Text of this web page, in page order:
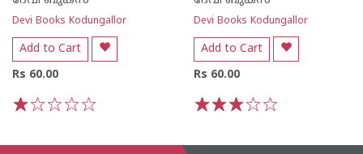
Devi Books Kodungallor
Add to Cart
Rs 60.00
Devi Books Kodungallor
Add to Cart
Rs 60.00